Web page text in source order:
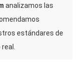
analizamos las
estándares de